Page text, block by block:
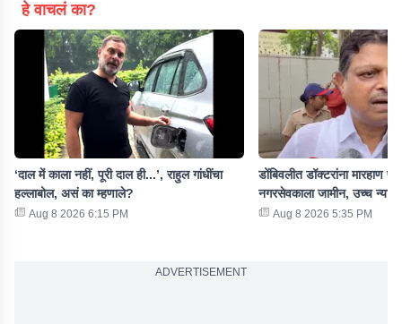
हे वाचलं का?
‘दाल में काला नहीं, पूरी दाल ही...’, राहुल गांधींचा
हल्लाबोल, असं का म्हणाले?
Aug 8 2026 6:15 PM
डोंबिवलीत डॉक्टरांना मारहाण
नगरसेवकाला जामीन, उच्च
Aug 8 2026 5:35 PM
ADVERTISEMENT